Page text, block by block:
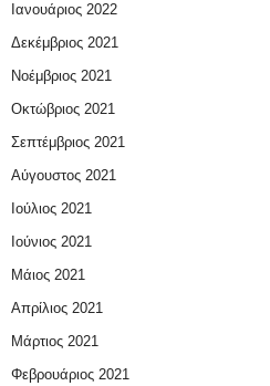
Ιανουάριος 2022
Δεκέμβριος 2021
Νοέμβριος 2021
Οκτώβριος 2021
Σεπτέμβριος 2021
Αύγουστος 2021
Ιούλιος 2021
Ιούνιος 2021
Μάιος 2021
Απρίλιος 2021
Μάρτιος 2021
Φεβρουάριος 2021